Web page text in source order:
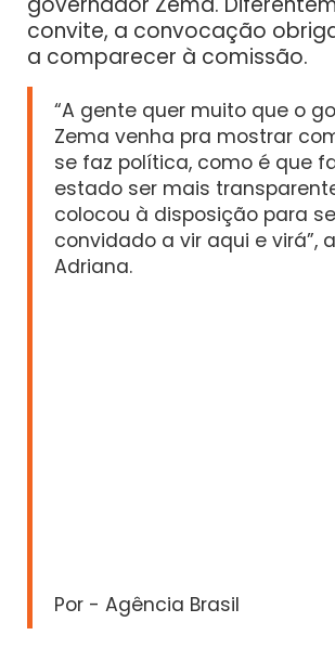
convite, a convocação
a comparecer à comissão.
“A gente quer muito que o
Zema venha pra mostrar
se faz política, como é que
estado ser mais
colocou à disposição para
convidado a vir aqui e virá”,
Adriana.
Por - Agência Brasil